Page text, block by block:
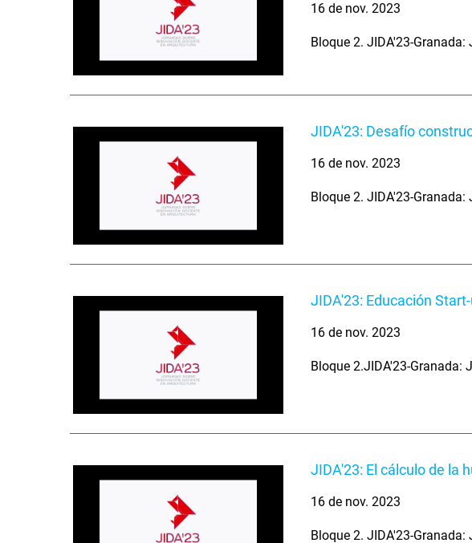
16 de nov. 2023
Bloque 2. JIDA'23-
JIDA'23: Desafío
16 de nov. 2023
Bloque 2. JIDA'23-
JIDA'23: Educación
16 de nov. 2023
Bloque 2.JIDA'23-Granada:
JIDA'23: El cálculo de la
16 de nov. 2023
Bloque 2. JIDA'23-